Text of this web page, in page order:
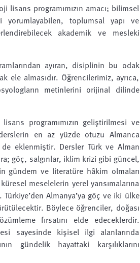
programımızın amacı; bilimsel
toplumsal yapı ve
akademik ve mesleki
ayıran, disiplinin bu odak
ele almasıdır. Öğrencilerimiz, ayrıca,
metinlerini orijinal dilinde
programımızın geliştirilmesi ve
en az yüzde otuzu Almanca
eklenmiştir. Dersler Türk ve Alman
göç, salgınlar, iklim krizi gibi güncel,
gündem ve literatüre hâkim olmaları
meselelerin yerel yansımalarına
Almanya’ya göç ve iki ülke
Böylece öğrenciler, doğası
fırsatını elde edeceklerdir.
sayesinde kişisel ilgi alanlarında
gündelik hayattaki karşılıklarını